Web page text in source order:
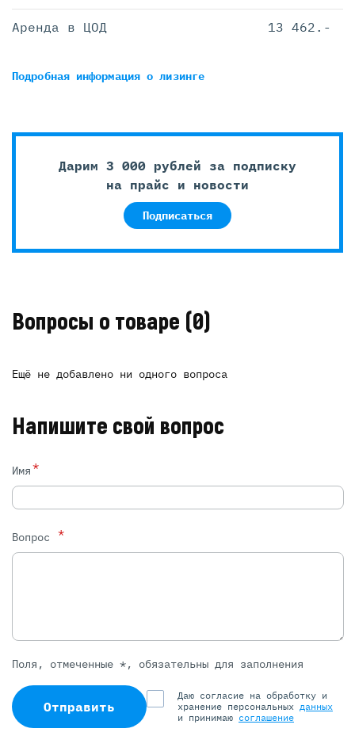
Аренда в ЦОД 13 462.-
Подробная информацияо лизинге
Дарим 3 000 рублей за подписку
на прайс и новости
Подписаться
Вопросы о товаре (0)
Ещё не добавлено ни одного вопроса
Напишите свой вопрос
Имя*
Вопрос *
Поля, отмеченные *, обязательны для заполнения
Отправить
Даю согласие на обработку и
хранение персональных данных
и принимаю соглашение